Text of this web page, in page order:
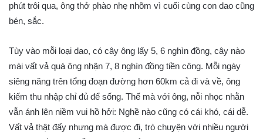
phút trôi qua, ông thở phào nhẹ nhõm vì cuối cùng con dao cũng
bén, sắc.
Tùy vào mỗi loại dao, có cây ông lấy 5, 6 nghìn đồng, cây nào
mài vất vả quá ông nhận 7, 8 nghìn đồng tiền công. Mỗi ngày
siêng năng trên tổng đoạn đường hơn 60km cả đi và về, ông
kiếm thu nhập chỉ đủ để sống. Thế mà với ông, nỗi nhọc nhằn
vẫn ánh lên niềm vui hồ hởi: Nghề nào cũng có cái khó, cái dễ.
Vất vả thật đấy nhưng mà được đi, trò chuyện với nhiều người